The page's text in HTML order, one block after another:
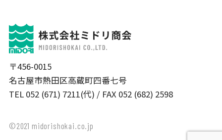
〒456-0015
名古屋市熱田区高蔵町四番七号
TEL 052 (671) 7211(代) / FAX 052 (682) 2598
©2021 midorishokai.co.jp